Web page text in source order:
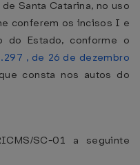
Santa Catarina, no uso
conferem os incisos I e
Estado, conforme o
, de 26 de dezembro
consta nos autos do
SC-01 a seguinte